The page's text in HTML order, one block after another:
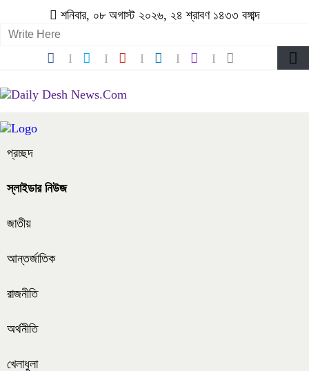
শনিবার, ০৮ অগাস্ট ২০২৬, ২৪ শ্রাবণ ১৪৩৩ বঙ্গাব্দ
প্রচ্ছদ
স্লাইডার নিউজ
জাতীয়
আন্তর্জাতিক
রাজনীতি
অর্থনীতি
খেলাধুলা